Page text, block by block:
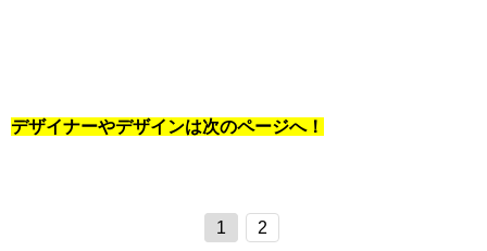
デザイナーやデザインは次のページへ！
1 2